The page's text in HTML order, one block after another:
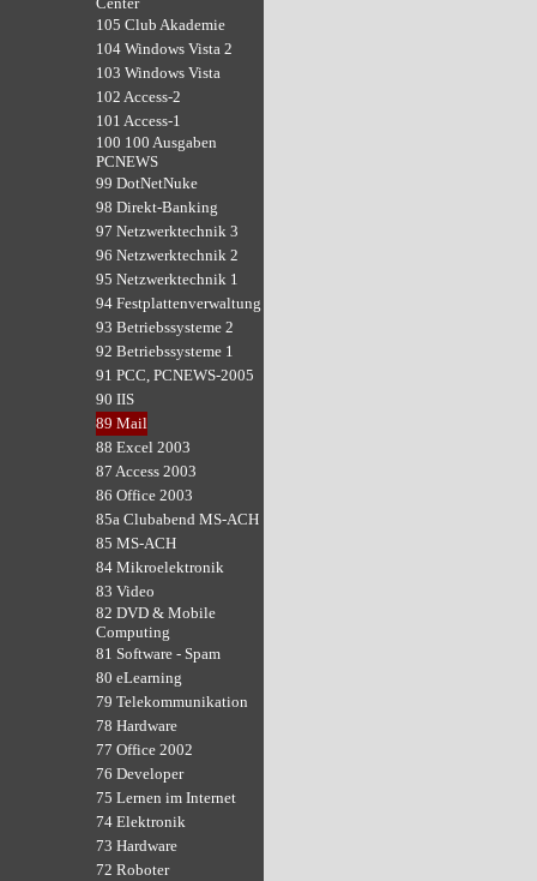
105 Club Akademie
104 Windows Vista 2
103 Windows Vista
102 Access-2
101 Access-1
100 100 Ausgaben
PCNEWS
99 DotNetNuke
98 Direkt-Banking
97 Netzwerktechnik 3
96 Netzwerktechnik 2
95 Netzwerktechnik 1
94 Festplattenverwaltung
93 Betriebssysteme 2
92 Betriebssysteme 1
91 PCC, PCNEWS-2005
90 IIS
89 Mail
88 Excel 2003
87 Access 2003
86 Office 2003
85a Clubabend MS-ACH
85 MS-ACH
84 Mikroelektronik
83 Video
82 DVD & Mobile
Computing
81 Software - Spam
80 eLearning
79 Telekommunikation
78 Hardware
77 Office 2002
76 Developer
75 Lernen im Internet
74 Elektronik
73 Hardware
72 Roboter